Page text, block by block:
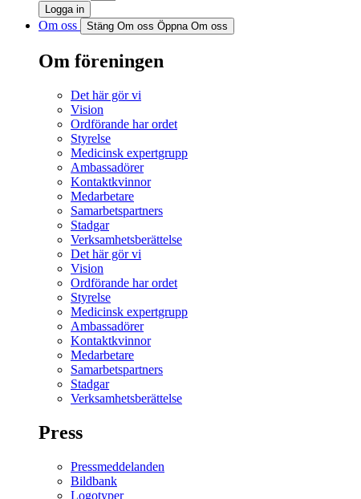
Logga in
Om oss Stäng Om oss Öppna Om oss
Om föreningen
Det här gör vi
Vision
Ordförande har ordet
Styrelse
Medicinsk expertgrupp
Ambassadörer
Kontaktkvinnor
Medarbetare
Samarbetspartners
Stadgar
Verksamhetsberättelse
Det här gör vi
Vision
Ordförande har ordet
Styrelse
Medicinsk expertgrupp
Ambassadörer
Kontaktkvinnor
Medarbetare
Samarbetspartners
Stadgar
Verksamhetsberättelse
Press
Pressmeddelanden
Bildbank
Logotyper